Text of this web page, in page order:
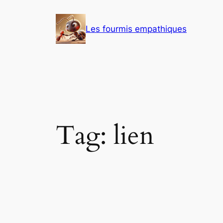
Les fourmis empathiques
Tag: lien